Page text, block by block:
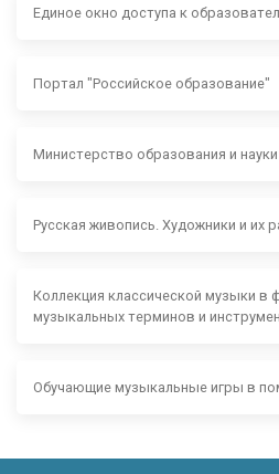
Единое окно доступа к
Портал "Российское образование"
Министерство образования и
Русская живопись. Художники и их
Коллекция классической музыки в
музыкальных терминов и
Обучающие музыкальные игры в